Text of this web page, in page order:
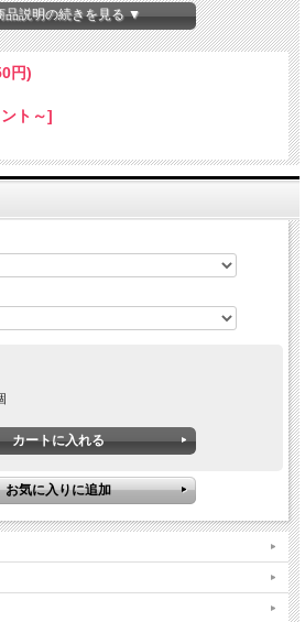
マシーン) POMODORO-T
説明の続きを見る ▼
円)
ト～]